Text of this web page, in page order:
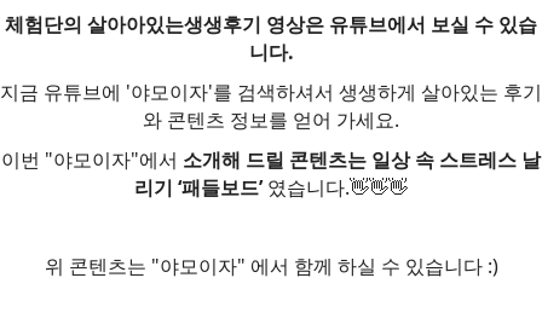
체험단의 살아아있는생생후기 영상은 유튜브에서 보실 수 있습
니다.
지금 유튜브에 '야모이자'를 검색하셔서 생생하게 살아있는 후기
와 콘텐츠 정보를 얻어 가세요.
이번 "야모이자"에서 소개해 드릴 콘텐츠는 일상 속 스트레스 날
리기 ‘패들보드’였습니다.👋👋👋
위 콘텐츠는 "야모이자" 에서 함께 하실 수 있습니다 :)